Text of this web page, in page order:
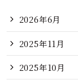
2026年6月
2025年11月
2025年10月